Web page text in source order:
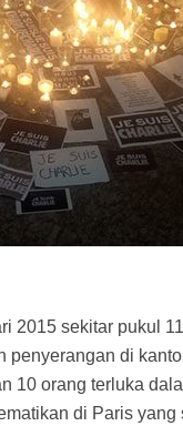
2015 sekitar pukul
penyerangan di
10 orang terluka
di Paris